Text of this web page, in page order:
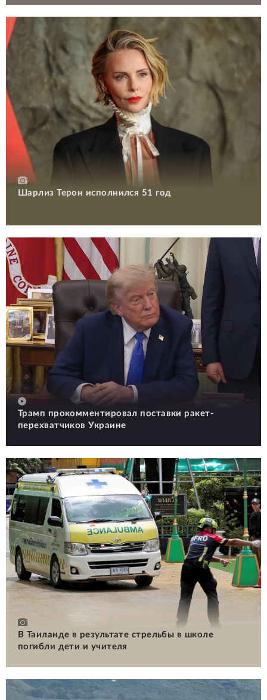
Шарлиз Терон исполнился 51 год
Трамп прокомментировал поставки ракет-
перехватчиков Украине
В Таиланде в результате стрельбы в школе
погибли дети и учителя